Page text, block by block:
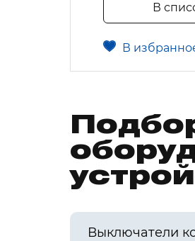
В
В
Выключатели